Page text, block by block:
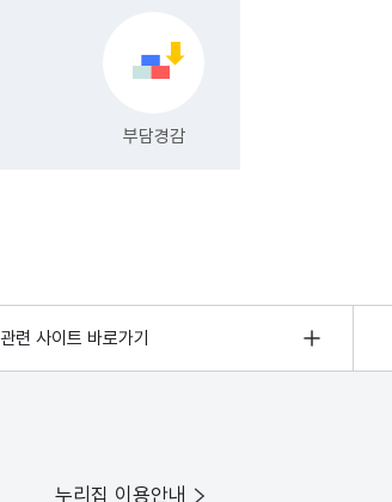
관련 사이트 바로가기
누리집 이용안내